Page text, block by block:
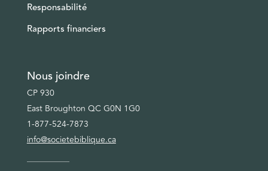
Responsabilité
Rapports financiers
Nous joindre
CP 930
East Broughton QC G0N 1G0
1-877-524-7873
info@societebiblique.ca